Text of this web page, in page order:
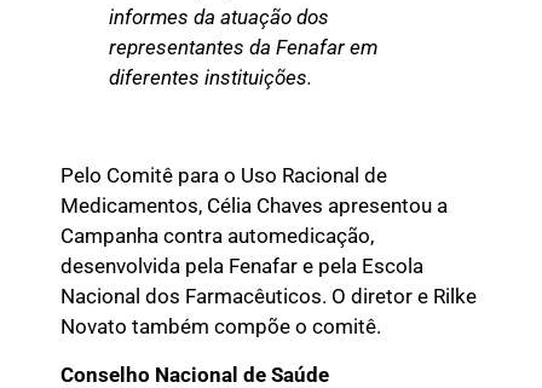
informes da atuação dos
representantes da Fenafar em
diferentes instituições.
Pelo Comitê para o Uso Racional de
Medicamentos, Célia Chaves apresentou a
Campanha contra automedicação,
desenvolvida pela Fenafar e pela Escola
Nacional dos Farmacêuticos. O diretor e Rilke
Novato também compõe o comitê.
Conselho Nacional de Saúde